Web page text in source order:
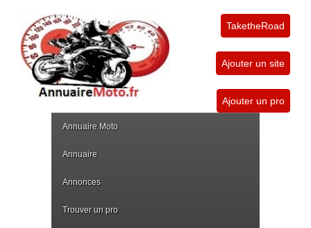
TaketheRoad
Ajouter un site
Ajouter un pro
Annuaire Moto
Annuaire
Annonces
Trouver un pro